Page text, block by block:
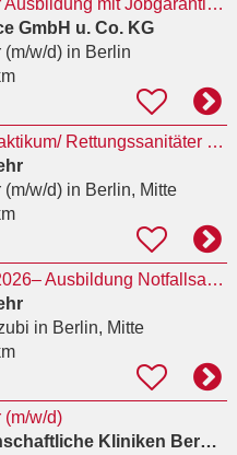
Rettungssanitäter Ausbildung mit Jobgarantie in 3 Monaten
GmbH u. Co. KG
(m/w/d)in Berlin
Rettungsdienstpraktikum/ Rettungssanitäter (m/w/d)
(m/w/d)in Berlin, Mitte
112 Medic 13_3/2026– Ausbildung Notfallsanitäterin / Notfallsanitäter auch als Kombiausbildung
in Berlin, Mitte
(m/w/d)
Berufsgenossenschaftliche Kliniken Bergmannstrost